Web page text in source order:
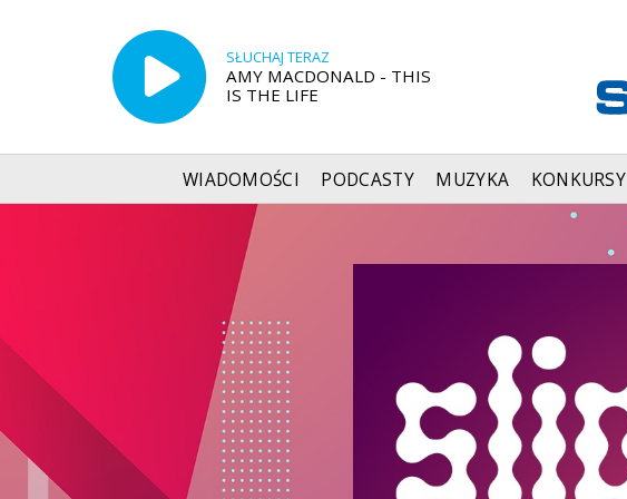
SŁUCHAJ TERAZ
AMY MACDONALD - THIS
IS THE LIFE
WIADOMOŚCI PODCASTY MUZYKA KONKURSY